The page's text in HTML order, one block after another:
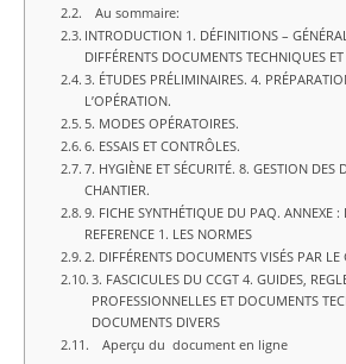
Au sommaire:
INTRODUCTION 1. DÉFINITIONS –
DIFFÉRENTS DOCUMENTS TECHNIQUES
3. ÉTUDES PRÉLIMINAIRES. 4.
L’OPÉRATION.
5. MODES OPÉRATOIRES.
6. ESSAIS ET CONTRÔLES.
7. HYGIÈNE ET SÉCURITÉ. 8. GESTION DES
CHANTIER.
9. FICHE SYNTHÉTIQUE DU PAQ. ANNEXE
REFERENCE 1. LES NORMES
2. DIFFÉRENTS DOCUMENTS VISÉS PAR LE
3. FASCICULES DU CCGT 4. GUIDES,
PROFESSIONNELLES ET DOCUMENTS
DOCUMENTS DIVERS
Aperçu du document en ligne